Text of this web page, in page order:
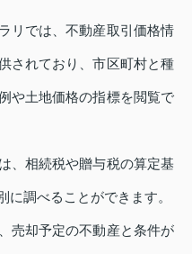
リでは、不動産取引価格情
されており、市区町村と種
や土地価格の指標を閲覧で
、相続税や贈与税の算定基
調べることができます。
売却予定の不動産と条件が